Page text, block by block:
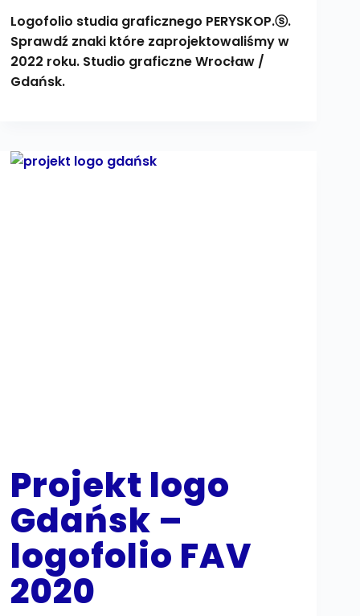
Logofolio studia graficznego PERYSKOP.ⓢ.
Sprawdź znaki które zaprojektowaliśmy w
2022 roku. Studio graficzne Wrocław /
Gdańsk.
Projekt logo
Gdańsk –
logofolio FAV
2020